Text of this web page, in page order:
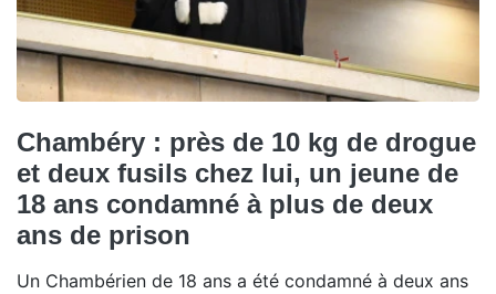
Chambéry : près de 10 kg de drogue
et deux fusils chez lui, un jeune de
18 ans condamné à plus de deux
ans de prison
Un Chambérien de 18 ans a été condamné à deux ans